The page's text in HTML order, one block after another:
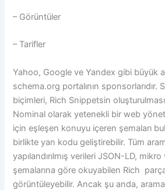
– Görüntüler
– Tarifler
Yahoo, Google ve Yandex gibi büyük
schema.org portalının sponsorlarıdır.
biçimleri, Rich Snippetsin
Nominal olarak yetenekli bir web
için eşleşen konuyu içeren şemaları
birlikte yan kodu geliştirebilir. Tüm
yapılandırılmış verileri JSON-LD,
şemalarına göre okuyabilen Rich
görüntüleyebilir. Ancak şu anda,